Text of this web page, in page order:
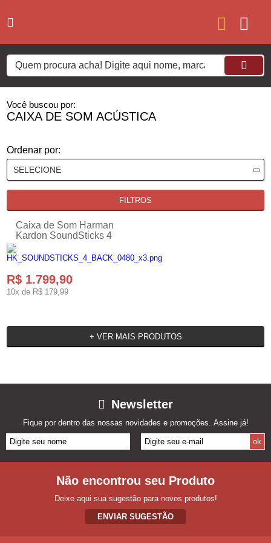
Você buscou por:
CAIXA DE SOM ACÚSTICA
Ordenar por:
FILTROS
Caixa de Som Harman
Kardon SoundSticks 4
140W RMS Branca
HKSOUNDSTICK4WHTBR
R$ 1.799,90
10x de R$ 179,99
+ VER MAIS PRODUTOS
Newsletter
Fique por dentro das nossas novidades e promoções. Assine já!
Não encontrou seu Produto
Deixe aqui sua sugestão para novos produtos!
ENVIAR SUGESTÃO